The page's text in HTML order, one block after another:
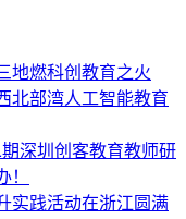
地燃科创教育之火
北部湾人工智能教育
深圳创客教育教师研
！
实践活动在浙江圆满